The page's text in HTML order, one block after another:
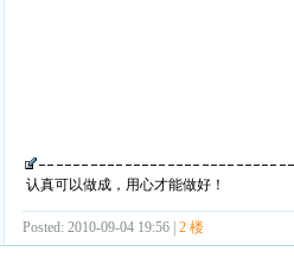
认真可以做成，用心才能做好！
Posted: 2010-09-04 19:56 | 2 楼